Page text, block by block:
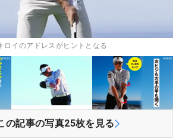
ロイのアドレスがヒントとなる
の記事の写真25枚を見る